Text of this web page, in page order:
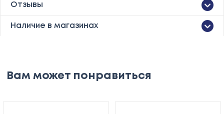
Отзывы
Наличие в магазинах
Вам может понравиться